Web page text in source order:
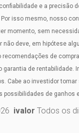
e a precisão
isso mesmo, nosso
momento, sem
não deve, em hipótese
de
garantia de rentabilidade.
Cabe ao investidor
possibilidades de ganhos
ivalor Todos os